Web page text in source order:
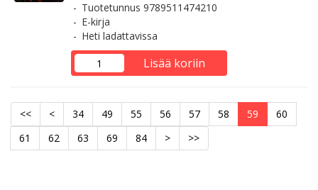
Tuotetunnus 9789511474210
E-kirja
Heti ladattavissa
Lisää koriin
<< < 34 49 55 56 57 58 59
60
61
62 63 69 84 > >>